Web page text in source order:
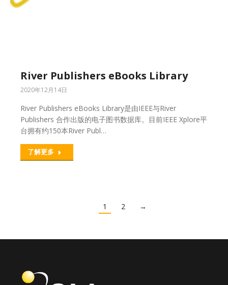
River Publishers eBooks Library
2020年12月14日
River Publishers eBooks Library是由IEEE与River
Publishers 合作出版的电子图书数据库。目前IEEE Xplore平
台拥有约150本River Publ…
了解更多
1 2 →